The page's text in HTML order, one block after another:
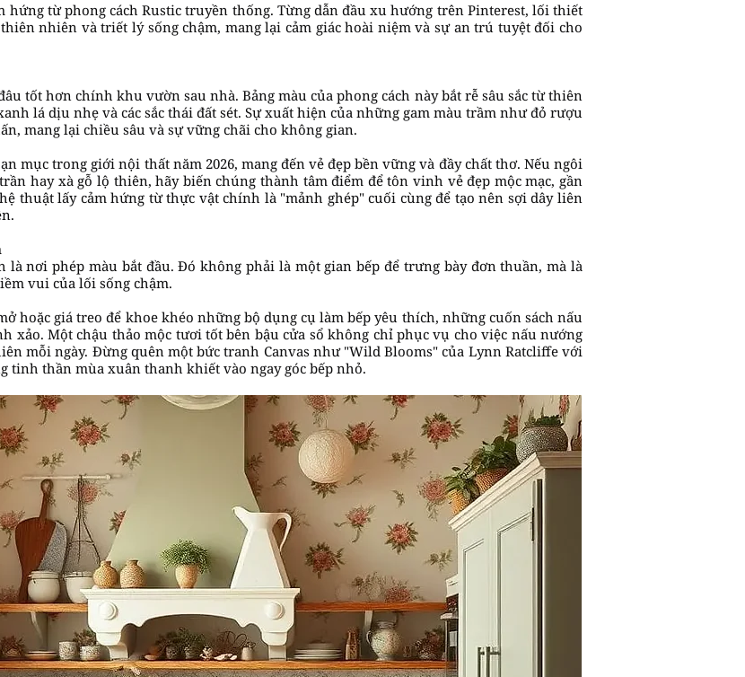
hứng từ phong cách Rustic truyền thống. Từng dẫn đầu xu hướng trên Pinterest, lối thiết
nhiên và triết lý sống chậm, mang lại cảm giác hoài niệm và sự an trú tuyệt đối cho
tốt hơn chính khu vườn sau nhà. Bảng màu của phong cách này bắt rễ sâu sắc từ thiên
lá dịu nhẹ và các sắc thái đất sét. Sự xuất hiện của những gam màu trầm như đỏ rượu
mang lại chiều sâu và sự vững chãi cho không gian.
mục trong giới nội thất năm 2026, mang đến vẻ đẹp bền vững và đầy chất thơ. Nếu ngôi
hay xà gỗ lộ thiên, hãy biến chúng thành tâm điểm để tôn vinh vẻ đẹp mộc mạc, gần
thuật lấy cảm hứng từ thực vật chính là "mảnh ghép" cuối cùng để tạo nên sợi dây liên
là nơi phép màu bắt đầu. Đó không phải là một gian bếp để trưng bày đơn thuần, mà là
vui của lối sống chậm.
hoặc giá treo để khoe khéo những bộ dụng cụ làm bếp yêu thích, những cuốn sách nấu
xảo. Một chậu thảo mộc tươi tốt bên bậu cửa sổ không chỉ phục vụ cho việc nấu nướng
mỗi ngày. Đừng quên một bức tranh Canvas như "Wild Blooms" của Lynn Ratcliffe với
tinh thần mùa xuân thanh khiết vào ngay góc bếp nhỏ.